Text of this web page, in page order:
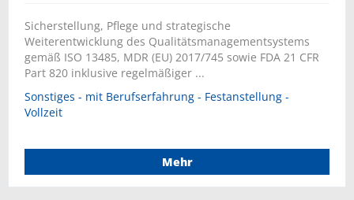
Sicherstellung, Pflege und strategische
Weiterentwicklung des Qualitätsmanagementsystems
gemäß ISO 13485, MDR (EU) 2017/745 sowie FDA 21 CFR
Part 820 inklusive regelmäßiger ...
Sonstiges - mit Berufserfahrung - Festanstellung -
Vollzeit
Mehr